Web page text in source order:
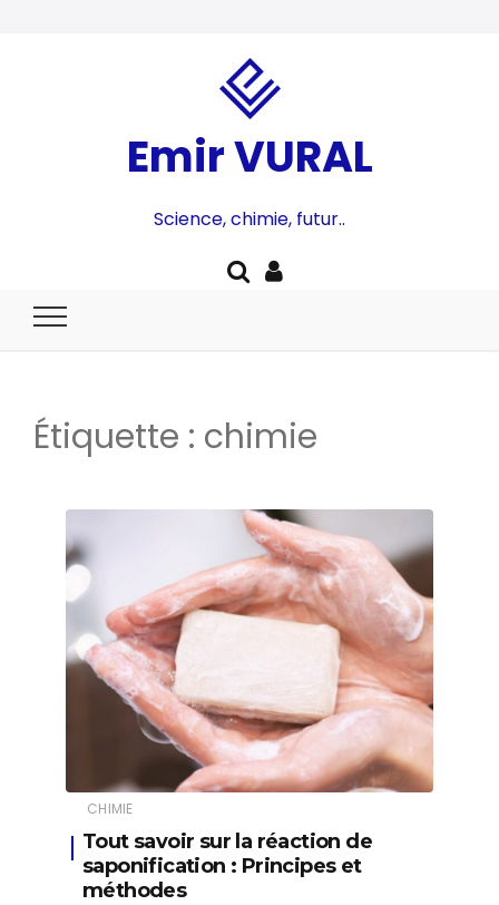
Emir VURAL
Science, chimie, futur..
Étiquette : chimie
CHIMIE
Tout savoir sur la réaction de
saponification : Principes et
méthodes